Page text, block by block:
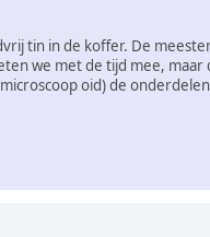
tin in de koffer. De
we met de tijd mee, maar
oid) de